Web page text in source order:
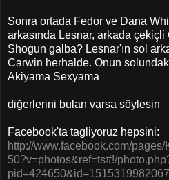
Sonra ortada Fedor ve Dana
arkasında Lesnar, arkada
Shogun galba? Lesnar'ın sol
Carwin herhalde. Onun
Akiyama Sexyama
diğerlerini bulan varsa söylesin
Facebook'ta tagliyoruz hepsini:
http://www.facebook.com/
50?v=photos&ref=ts#!/